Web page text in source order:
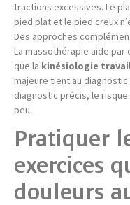
tractions excessives. Le
pied plat et le pied creux
Des approches
La massothérapie aide par
que la kinésiologie
majeure tient au diagnostic
diagnostic précis, le
peu.
Pratiquer
exercices
douleurs